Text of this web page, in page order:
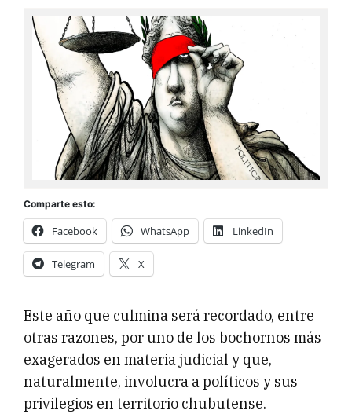
Comparte esto:
Facebook WhatsApp LinkedIn
Telegram X
Este año que culmina será recordado, entre
otras razones, por uno de los bochornos más
exagerados en materia judicial y que,
naturalmente, involucra a políticos y sus
privilegios en territorio chubutense.